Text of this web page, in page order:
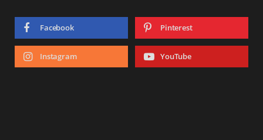
Facebook Pinterest
Instagram YouTube